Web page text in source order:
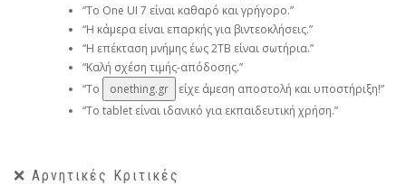
“Το One UI 7 είναι καθαρό και γρήγορο.”
“Η κάμερα είναι επαρκής για βιντεοκλήσεις.”
“Η επέκταση μνήμης έως 2TB είναι σωτήρια.”
“Καλή σχέση τιμής-απόδοσης.”
“Το
onething.gr
είχε άμεση αποστολή και υποστήριξη!”
“Το tablet είναι ιδανικό για εκπαιδευτική χρήση.”
❌ Αρνητικές Κριτικές